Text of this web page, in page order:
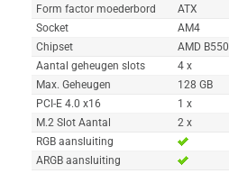
Form factor moederbord
ATX
Socket
AM4
Chipset
AMD B550
Aantal geheugen slots
4 x
Max. Geheugen
128 GB
PCI-E 4.0 x16
1 x
M.2 Slot Aantal
2 x
RGB aansluiting
ARGB aansluiting